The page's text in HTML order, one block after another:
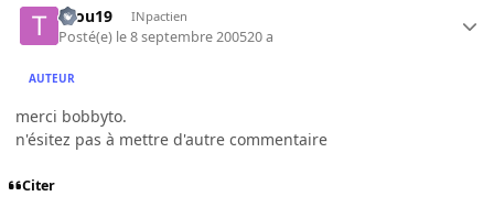
tifou19 INpactien
Posté(e) le 8 septembre 200520 a
AUTEUR
merci bobbyto.
n'ésitez pas à mettre d'autre commentaire
Citer